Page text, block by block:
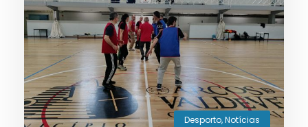
Desporto,Notícias